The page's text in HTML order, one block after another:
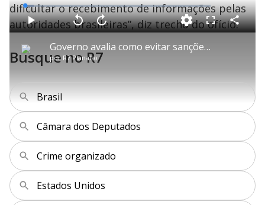
dificultar o recebimento de informações pelas
autoridades brasileiras”, diz trecho do ofício.
P
l
a
y
V
Governo avalia como evitar sanções ao Brasil após EUA classificarem PCC e CV como terroristas
por R7 Planalto
P V
t
a
r
1
o
A
n
ç
a
d
s
u
o
L
o
a
d
e
4
.
8
F C
o
Busque no R7
Brasil
Câmara dos Deputados
Crime organizado
Estados Unidos